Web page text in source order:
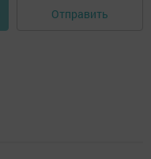
Отправить